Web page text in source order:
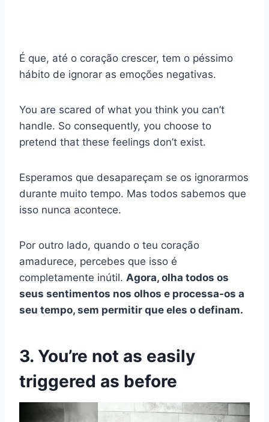
É que, até o coração crescer, tem o péssimo
hábito de ignorar as emoções negativas.
You are scared of what you think you can’t
handle. So consequently, you choose to
pretend that these feelings don’t exist.
Esperamos que desapareçam se os ignorarmos
durante muito tempo. Mas todos sabemos que
isso nunca acontece.
Por outro lado, quando o teu coração
amadurece, percebes que isso é
completamente inútil. Agora, olha todos os
seus sentimentos nos olhos e processa-os a
seu tempo, sem permitir que eles o definam.
3. You’re not as easily
triggered as before